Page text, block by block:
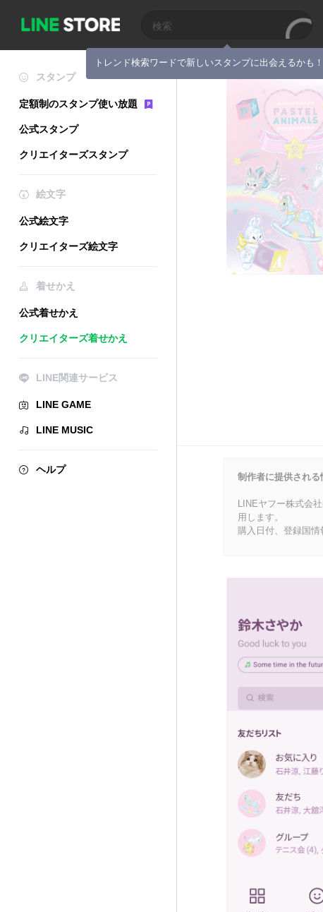
トレンド検索ワードで新しいスタンプに出会えるかも！
スタンプ
定額制のスタンプ使い放題
公式スタンプ
クリエイターズスタンプ
絵文字
公式絵文字
クリエイターズ絵文字
着せかえ
公式着せかえ
クリエイターズ着せかえ
LINE関連サービス
LINE GAME
LINE MUSIC
ヘルプ
制作者に提供される
LINEヤフー株式会
用します。
購入日付、登録国